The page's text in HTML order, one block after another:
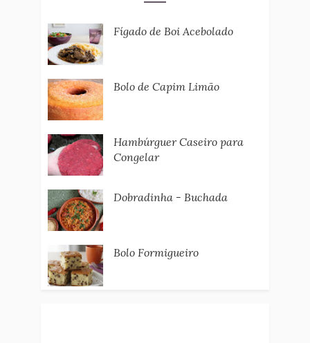
Fígado de Boi Acebolado
Bolo de Capim Limão
Hambúrguer Caseiro para
Congelar
Dobradinha - Buchada
Bolo Formigueiro